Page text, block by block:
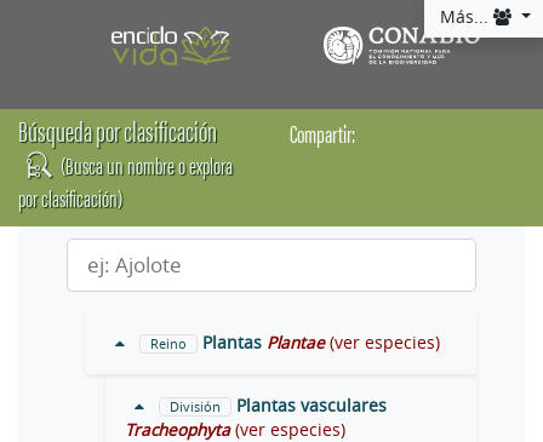
Más...
Búsqueda por clasificación
(Busca un nombre o explora
por clasificación)
Compartir:
Reino Plantas Plantae (ver especies)
División
Plantas vasculares
Tracheophyta (ver especies)